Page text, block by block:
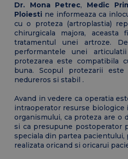
Dr. Mona Petrec, Medic
Ploiestine informeaza ca
cu o proteza (artroplastia)
chirurgicala majora,
tratamentul unei artroze.
performantele unei
protezarea este compatibila
buna. Scopul protezarii
nedureros si stabil .
Avand in vedere ca operatia
intraoperator resurse
organismului, ca proteza are o
si ca presupune postoperator
speciala din partea pacientului,
realizata oricand si oricarui